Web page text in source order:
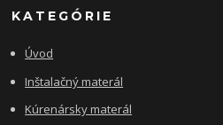
KATEGÓRIE
Úvod
Inštalačný materál
Kúrenársky materál